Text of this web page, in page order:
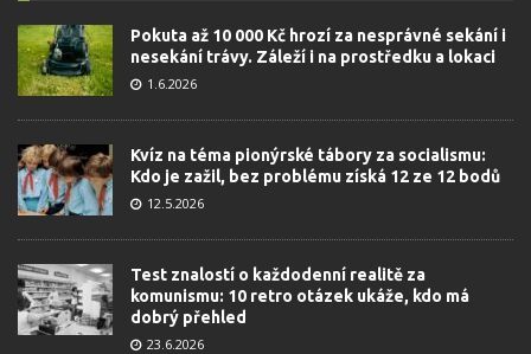
Pokuta až 10 000 Kč hrozí za nesprávné sekání i
nesekání trávy. Záleží i na prostředku a lokaci
1.6.2026
Kvíz na téma pionýrské tábory za socialismu:
Kdo je zažil, bez problému získá 12 ze 12 bodů
12.5.2026
Test znalostí o každodenní realitě za
komunismu: 10 retro otázek ukáže, kdo má
dobrý přehled
23.6.2026